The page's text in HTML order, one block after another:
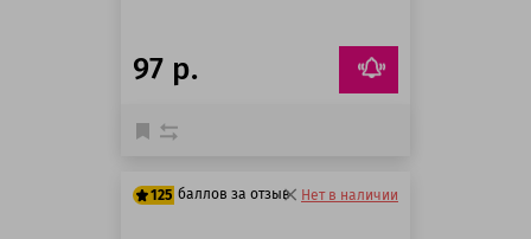
97 р.
125 баллов за отзыв Нет в наличии